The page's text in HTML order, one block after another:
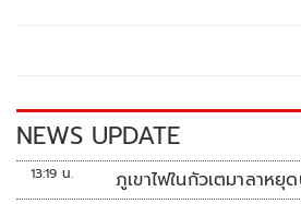
k k
NEWS UPDATE
13:19 น. ภูเขาไฟในกัวเตมาลาหยุ